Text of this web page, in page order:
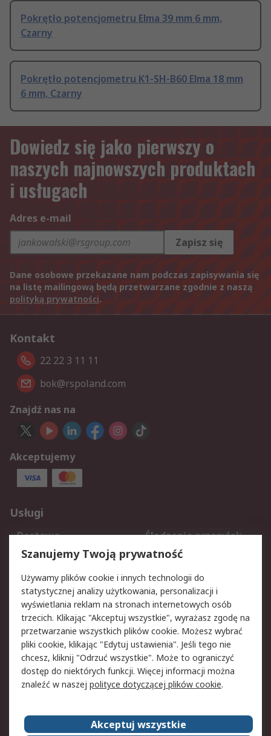
Pokrętło potencjometru Elma 39 mm 6 mm,
Czarny
Pokrętło potencjometru K1-SH-B60 Elma 18 mm
6 mm, Czarny
Dowiedz się jako pierwszy o
naszych najnowszych produktach
i usługach
Adres e-mail
Zapisz się
Dane osobowe przekazane nam podczas zapisywania się
na listę mailingową będą przetwarzane zgodnie z naszą
polityką prywatności.
Kontakt
22 22 3 11 11
bok@rspoland.com
Znajdź nas na
Akceptujemy
Usługi
Dostawa
Śledzenie przesyłek
Reklamacje i zwroty
Rejestracja
Aspekty prawne
Bezpieczeństwo e-
maila
Polityka dotycząca
plików cookie
Polityka prywatności
Użytkowanie witryny
Zastrzeżenia prawne
Warunki Sprzedaży
Kontakt
Szanujemy Twoją prywatność
Używamy plików cookie i innych technologii do
statystycznej analizy użytkowania, personalizacji i
wyświetlania reklam na stronach internetowych osób
trzecich. Klikając "Akceptuj wszystkie", wyrażasz zgodę na
przetwarzanie wszystkich plików cookie. Możesz wybrać
pliki cookie, klikając "Edytuj ustawienia". Jeśli tego nie
chcesz, kliknij "Odrzuć wszystkie". Może to ograniczyć
dostęp do niektórych funkcji. Więcej informacji można
znaleźć w naszej polityce dotyczącej plików cookie.
Akceptuj wszystkie